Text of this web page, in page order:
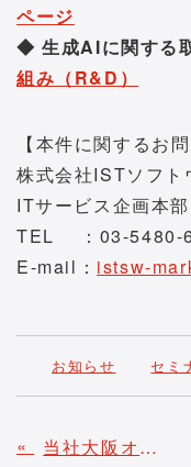
ページ
◆ 生成AIに関する
組み（R&D）
【本件に関するお
株式会社ISTソフト
ITサービス企画本
TEL ：03-5480-
E-mail： istsw-
お知らせ セミ
« 当社大阪オフィスを梅田センタービルへ移転、2025年11月10日（月）より新拠点での営業を開始 - 関西での事業拡大・協業体制を強化 -